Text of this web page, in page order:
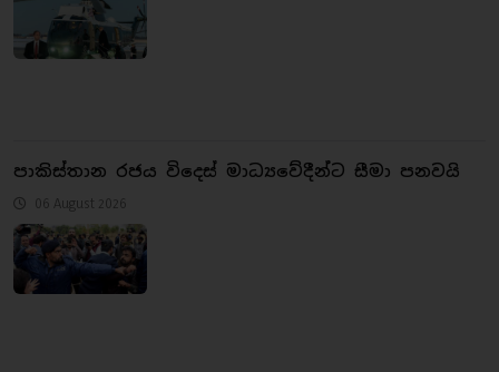
පාකිස්තාන රජය විදෙස් මාධ්‍යවේදීන්ට සීමා පනවයි
06 August 2026